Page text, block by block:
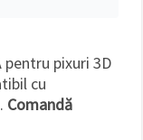
pixuri 3D
cu
Comandă